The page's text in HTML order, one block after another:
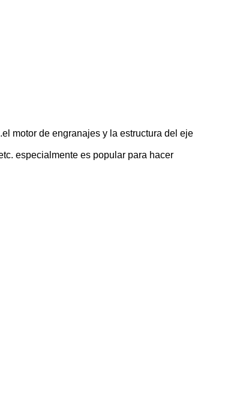
motor de engranajes y la estructura del eje
especialmente es popular para hacer